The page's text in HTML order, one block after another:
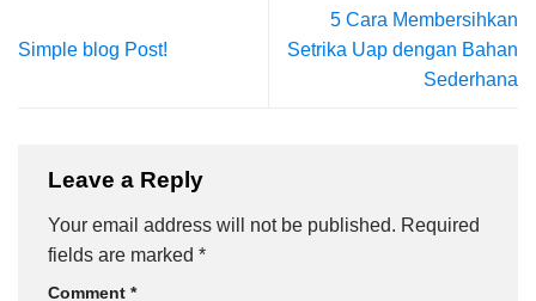
Simple blog Post!
5 Cara Membersihkan
Setrika Uap dengan Bahan
Sederhana
Leave a Reply
Your email address will not be published. Required
fields are marked *
Comment *